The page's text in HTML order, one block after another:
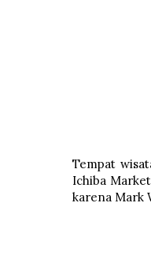
Tempat
Ichiba
karena Mark